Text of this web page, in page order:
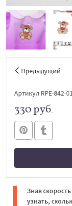
Предыдущий
Артикул RPE-842-
330 руб.
Зная
узнать,